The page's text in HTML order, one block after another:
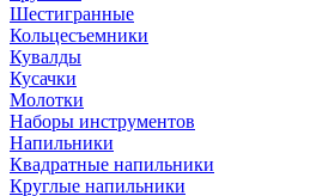
Шестигранные
Кольцесъемники
Кувалды
Кусачки
Молотки
Наборы инструментов
Напильники
Квадратные напильники
Круглые напильники